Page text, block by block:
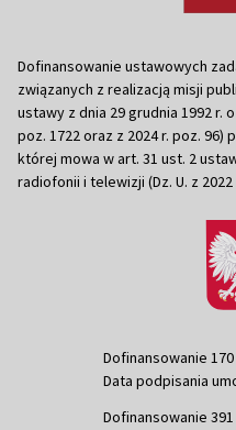
Dofinansowanie ustawowych
związanych z realizacją misji
ustawy z dnia 29 grudnia 1992 r.
poz. 1722 oraz z 2024 r. poz.
której mowa w art. 31 ust. 2
radiofonii i telewizji (Dz. U. z
Dofinansowanie 170
Data podpisania
Dofinansowanie 391